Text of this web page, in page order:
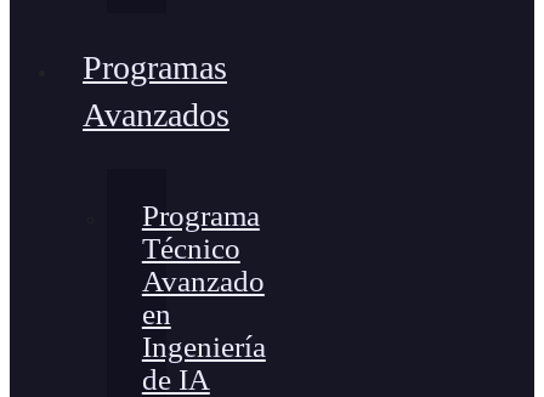
Programas
Avanzados
Programa
Técnico
Avanzado
en
Ingeniería
de IA